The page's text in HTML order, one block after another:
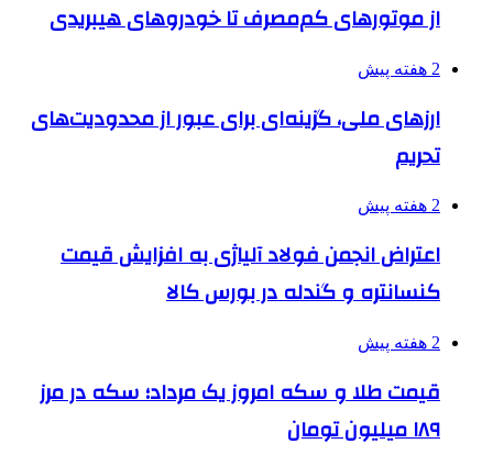
از موتورهای کم‌مصرف تا خودروهای هیبریدی
2 هفته پیش
ارزهای ملی، گزینه‌ای برای عبور از محدودیت‌های
تحریم
2 هفته پیش
اعتراض انجمن فولاد آلیاژی به افزایش قیمت
کنسانتره و گندله در بورس کالا
2 هفته پیش
قیمت طلا و سکه امروز یک مرداد؛ سکه در مرز
۱۸۹ میلیون تومان